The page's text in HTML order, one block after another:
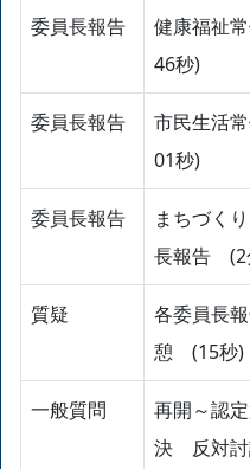
委員長報告
健康福祉
46秒)
委員長報告
市民生活
01秒)
委員長報告
まちづく
長報告 (2
質疑
各委員長
憩 (15秒)
一般質問
再開～認
決 反対